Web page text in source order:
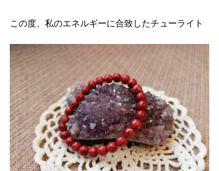
この度、私のエネルギーに合致したチューライト